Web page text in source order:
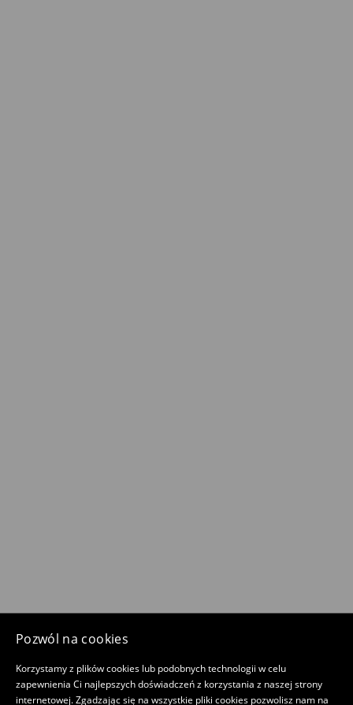
Pozwól na cookies
Korzystamy z plików cookies lub podobnych technologii w celu
zapewnienia Ci najlepszych doświadczeń z korzystania z naszej strony
internetowej. Zgadzając się na wszystkie pliki cookies pozwolisz nam na